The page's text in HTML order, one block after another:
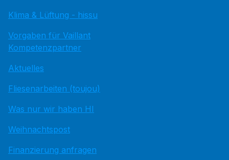
Klima & Lüftung - hissu
Vorgaben für Vaillant
Kompetenzpartner
Aktuelles
Fliesenarbeiten (toujou)
Was nur wir haben HI
Weihnachtspost
Finanzierung anfragen